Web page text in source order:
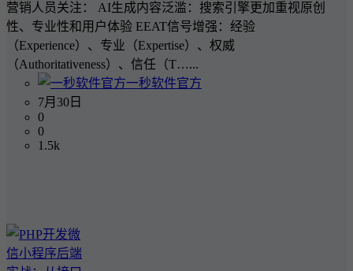
营销人员关注： AI生成内容泛滥：搜索引擎更加重视原创
性、专业性和用户体验 EEAT信号增强：经验
（Experience）、专业（Expertise）、权威
（Authoritativeness）、信任（T…...
一秒软件官方
7月30日
0
0
1.5k